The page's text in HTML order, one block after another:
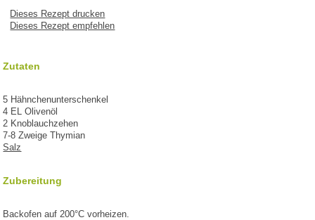
Dieses Rezept drucken
Dieses Rezept empfehlen
Zutaten
5 Hähnchenunterschenkel
4 EL Olivenöl
2 Knoblauchzehen
7-8 Zweige Thymian
Salz
Zubereitung
Backofen auf 200°C vorheizen.